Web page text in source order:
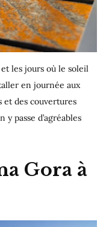
et les jours où le soleil
en journée aux
et des couvertures
passe d’agréables
Gora à